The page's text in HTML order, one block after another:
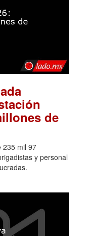
de
235 mil 97
y personal